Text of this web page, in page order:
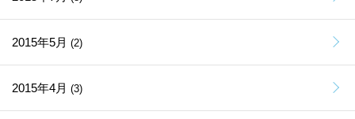
2015年5月 (2)
2015年4月 (3)